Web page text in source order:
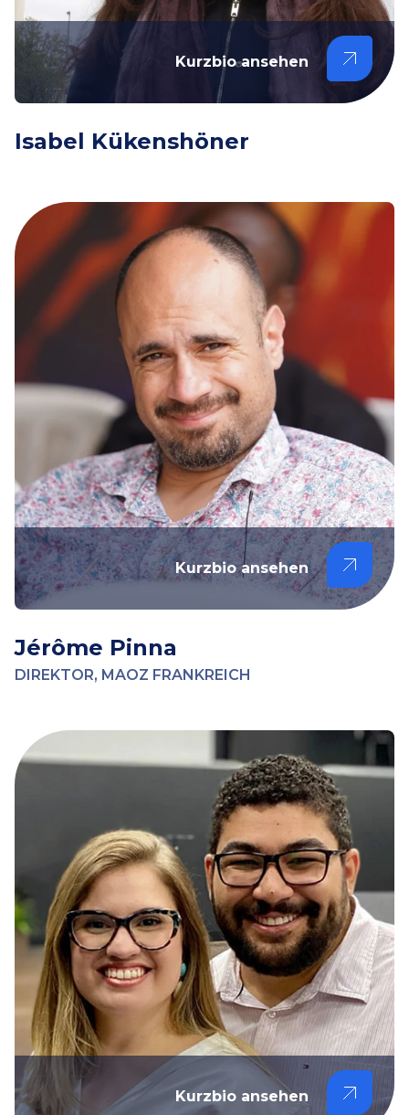
Kurzbio ansehen
Isabel Kükenshöner
Kurzbio ansehen
Jérôme Pinna
DIREKTOR, MAOZ FRANKREICH
Kurzbio ansehen